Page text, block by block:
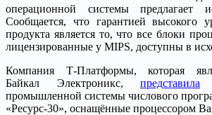
операционной системы предлагает
Сообщается, что гарантией высокого
продукта является то, что все блоки
лицензированные у MIPS, доступны в
Компания Т-Платформы, которая
Байкал Электроникс, представила
промышленной системы числового
«Ресурс-30», оснащённые процессором